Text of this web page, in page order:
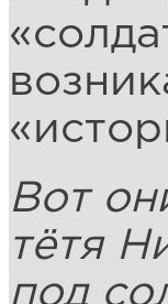
Вот
тётя
под